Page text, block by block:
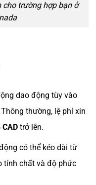
cho trường hợp bạn ở
dao động tùy vào
thường, lệ phí xin
CADtrở lên.
có thể kéo dài từ
tính chất và độ phức